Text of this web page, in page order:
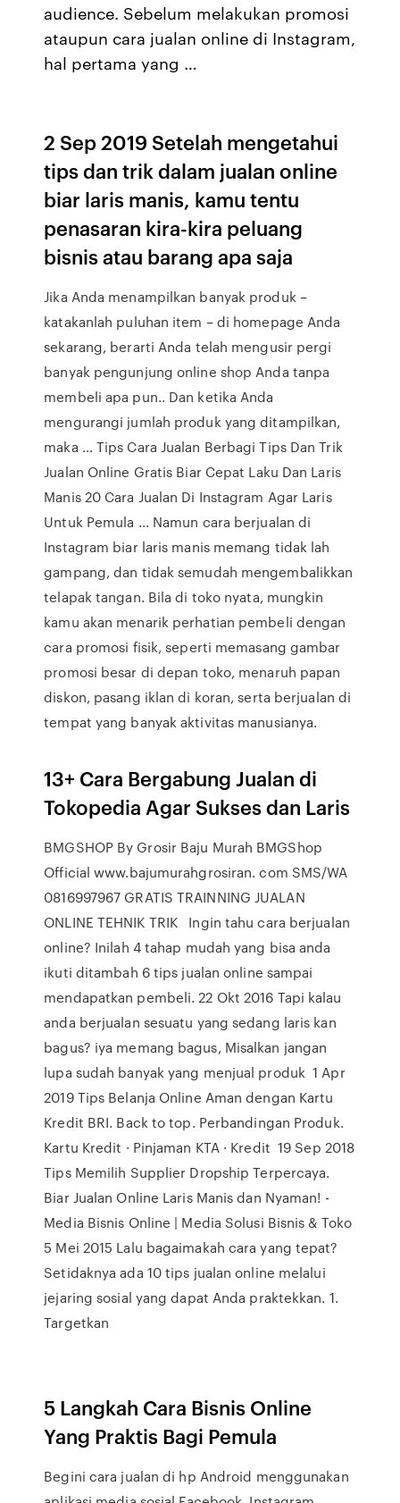
audience. Sebelum melakukan promosi
ataupun cara jualan online di Instagram,
hal pertama yang …
2 Sep 2019 Setelah mengetahui
tips dan trik dalam jualan online
biar laris manis, kamu tentu
penasaran kira-kira peluang
bisnis atau barang apa saja
Jika Anda menampilkan banyak produk –
katakanlah puluhan item – di homepage Anda
sekarang, berarti Anda telah mengusir pergi
banyak pengunjung online shop Anda tanpa
membeli apa pun.. Dan ketika Anda
mengurangi jumlah produk yang ditampilkan,
maka … Tips Cara Jualan Berbagi Tips Dan Trik
Jualan Online Gratis Biar Cepat Laku Dan Laris
Manis 20 Cara Jualan Di Instagram Agar Laris
Untuk Pemula ... Namun cara berjualan di
Instagram biar laris manis memang tidak lah
gampang, dan tidak semudah mengembalikkan
telapak tangan. Bila di toko nyata, mungkin
kamu akan menarik perhatian pembeli dengan
cara promosi fisik, seperti memasang gambar
promosi besar di depan toko, menaruh papan
diskon, pasang iklan di koran, serta berjualan di
tempat yang banyak aktivitas manusianya.
13+ Cara Bergabung Jualan di
Tokopedia Agar Sukses dan Laris
BMGSHOP By Grosir Baju Murah BMGShop
Official ​www.bajumurahgrosiran. com SMS/WA
0816997967 GRATIS TRAINNING JUALAN
ONLINE TEHNIK TRIK Ingin tahu cara berjualan
online? Inilah 4 tahap mudah yang bisa anda
ikuti ditambah 6 tips jualan online sampai
mendapatkan pembeli. 22 Okt 2016 Tapi kalau
anda berjualan sesuatu yang sedang laris kan
bagus? iya memang bagus, Misalkan jangan
lupa sudah banyak yang menjual produk 1 Apr
2019 Tips Belanja Online Aman dengan Kartu
Kredit BRI. Back to top. Perbandingan Produk.
Kartu Kredit · Pinjaman KTA · Kredit 19 Sep 2018
Tips Memilih Supplier Dropship Terpercaya.
Biar Jualan Online Laris Manis dan Nyaman! -
Media Bisnis Online | Media Solusi Bisnis & Toko
5 Mei 2015 Lalu bagaimakah cara yang tepat?
Setidaknya ada 10 tips jualan online melalui
jejaring sosial yang dapat Anda praktekkan. 1.
Targetkan
5 Langkah Cara Bisnis Online
Yang Praktis Bagi Pemula
Begini cara jualan di hp Android menggunakan